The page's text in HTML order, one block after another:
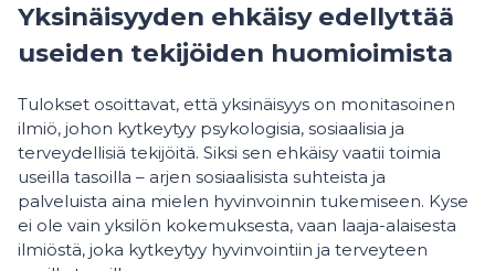
Yksinäisyyden ehkäisy edellyttää
useiden tekijöiden huomioimista
Tulokset osoittavat, että yksinäisyys on monitasoinen
ilmiö, johon kytkeytyy psykologisia, sosiaalisia ja
terveydellisiä tekijöitä. Siksi sen ehkäisy vaatii toimia
useilla tasoilla – arjen sosiaalisista suhteista ja
palveluista aina mielen hyvinvoinnin tukemiseen. Kyse
ei ole vain yksilön kokemuksesta, vaan laaja-alaisesta
ilmiöstä, joka kytkeytyy hyvinvointiin ja terveyteen